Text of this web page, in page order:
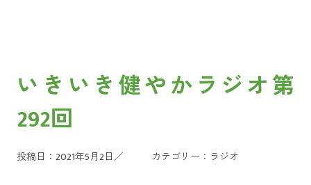
いきいき健やかラジオ第
292回
投稿日：2021年5月2日／ カテゴリー： ラジオ